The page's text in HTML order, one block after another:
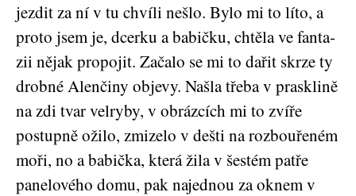
jez­dit za ní v tu chví­li nešlo. Bylo mi to líto, a
pro­to jsem je, dcer­ku a babič­ku, chtě­la ve fan­ta­
zii nějak pro­po­jit. Zača­lo se mi to dařit skr­ze ty
drob­né Alen­či­ny obje­vy. Našla tře­ba v praskli­ně
na zdi tvar velry­by, v obráz­cích mi to zví­ře
postup­ně oži­lo, zmi­ze­lo v deš­ti na roz­bou­ře­ném
moři, no a babič­ka, kte­rá žila v šes­tém pat­ře
pane­lo­vé­ho domu, pak najed­nou za oknem v